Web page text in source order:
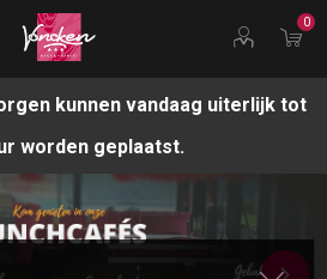
0
kunnen vandaag uiterlijk tot
worden geplaatst.